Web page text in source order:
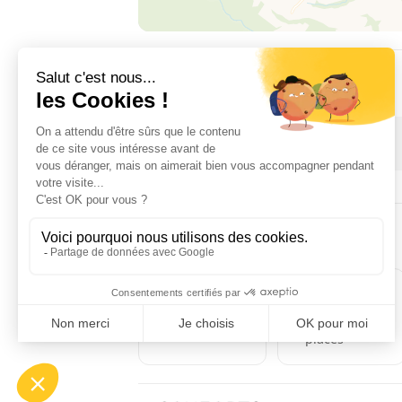
DISPONIBILITÉS
1 janvier 2026 → 31 décembre 2026
POUR PASSER LA NUIT
chambre(s) 1lit(s) deux
places